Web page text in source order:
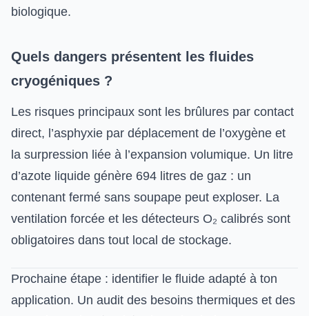
biologique.
Quels dangers présentent les fluides
cryogéniques ?
Les risques principaux sont les brûlures par contact
direct, l’asphyxie par déplacement de l’oxygène et
la surpression liée à l’expansion volumique. Un litre
d’azote liquide génère 694 litres de gaz : un
contenant fermé sans soupape peut exploser. La
ventilation forcée et les détecteurs O₂ calibrés sont
obligatoires dans tout local de stockage.
Prochaine étape : identifier le fluide adapté à ton
application. Un audit des besoins thermiques et des